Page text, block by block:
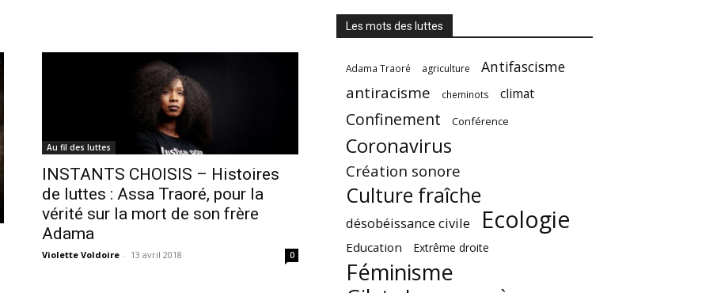
Au fil des luttes
INSTANTS CHOISIS – Histoires
de luttes : Assa Traoré, pour la
vérité sur la mort de son frère
Adama
Violette Voldoire - 13 avril 2018 0
Les mots des luttes
Adama Traoré agriculture Antifascisme
antiracisme cheminots climat
Confinement Conférence
Coronavirus
Création sonore
Culture fraîche
désobéissance civile Ecologie
Education Extrême droite
Féminisme